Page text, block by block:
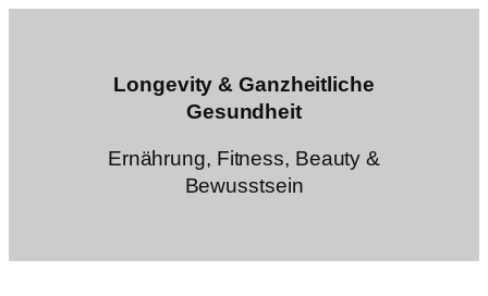
Longevity & Ganzheitliche
Gesundheit
Ernährung, Fitness, Beauty &
Bewusstsein